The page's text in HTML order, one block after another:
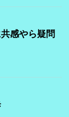
感やら疑問